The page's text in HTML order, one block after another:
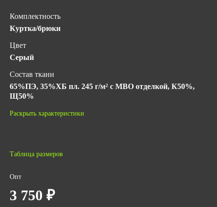
Комплектность
Куртка/брюки
Цвет
Серый
Состав ткани
65%ПЭ, 35%ХБ пл. 245 г/м² c МВО отделкой, К50%,
Щ50%
Гарантийный срок хранения
ГОСТ
ГОСТ 12.4.280-2014
Количество в упаковке
5
Раскрыть характеристики
Таблица размеров
Опт
3 750 ₽